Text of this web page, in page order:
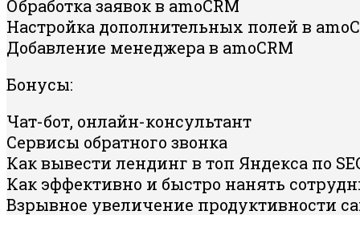
Обработка заявок в amoCRM
Настройка дополнительных полей в
Добавление менеджера в amoCRM
Бонусы:
Чат-бот, онлайн-консультант
Сервисы обратного звонка
Как вывести лендинг в топ Яндекса по
Как эффективно и быстро нанять
Взрывное увеличение продуктивности